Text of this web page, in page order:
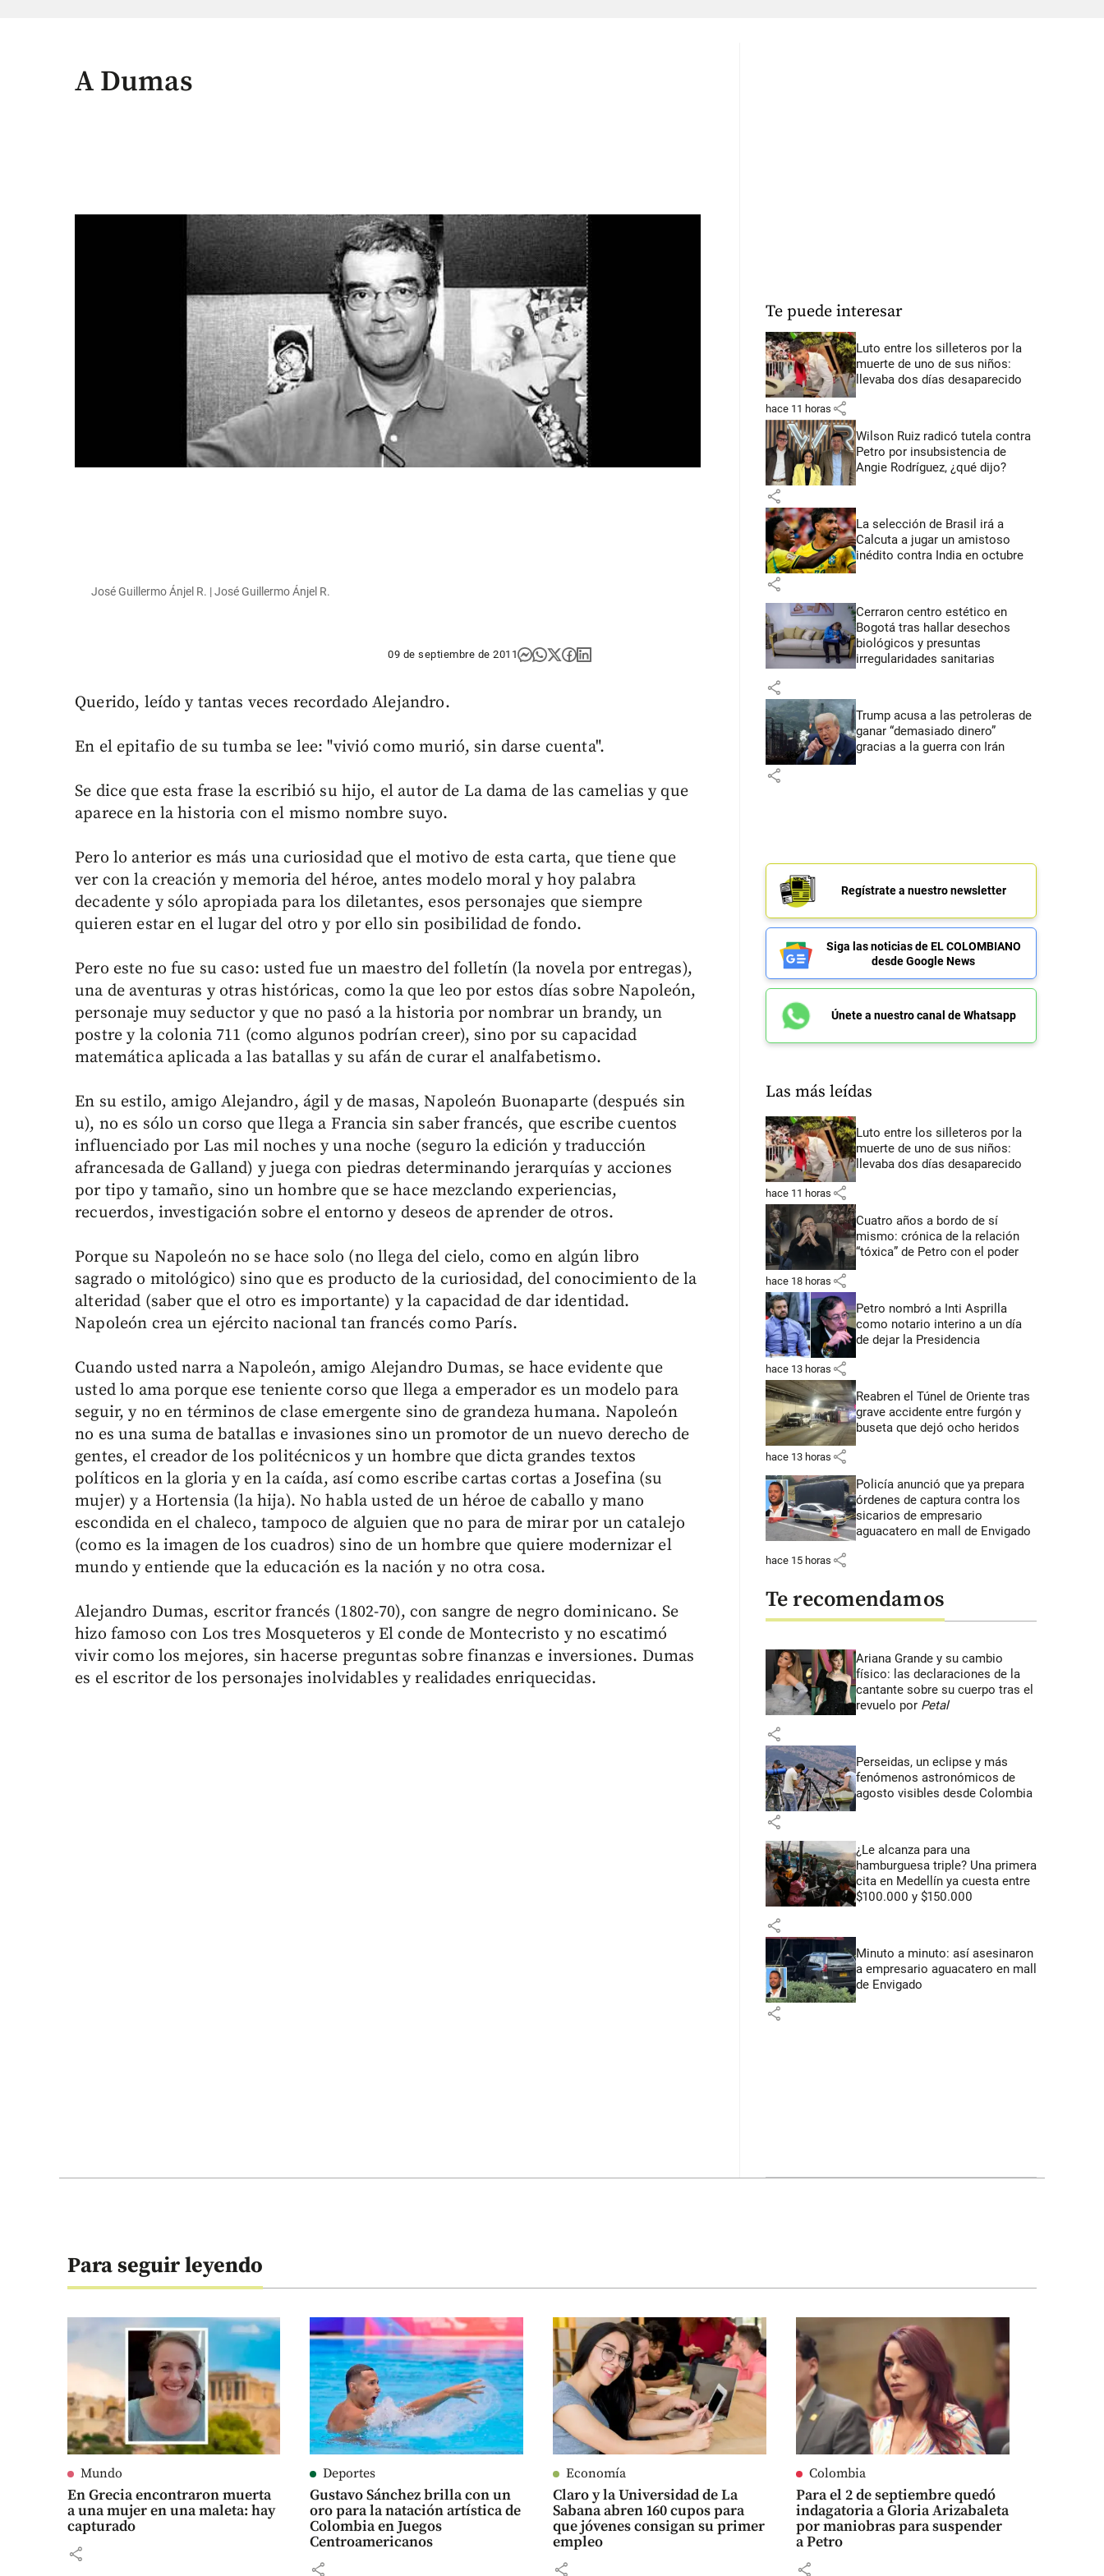
A Dumas
José Guillermo Ánjel R. | José Guillermo Ánjel R.
09 de septiembre de 2011
Querido, leído y tantas veces recordado Alejandro.
En el epitafio de su tumba se lee: "vivió como murió, sin darse cuenta".
Se dice que esta frase la escribió su hijo, el autor de La dama de las camelias y que
aparece en la historia con el mismo nombre suyo.
Pero lo anterior es más una curiosidad que el motivo de esta carta, que tiene que
ver con la creación y memoria del héroe, antes modelo moral y hoy palabra
decadente y sólo apropiada para los diletantes, esos personajes que siempre
quieren estar en el lugar del otro y por ello sin posibilidad de fondo.
Pero este no fue su caso: usted fue un maestro del folletín (la novela por entregas),
una de aventuras y otras históricas, como la que leo por estos días sobre Napoleón,
personaje muy seductor y que no pasó a la historia por nombrar un brandy, un
postre y la colonia 711 (como algunos podrían creer), sino por su capacidad
matemática aplicada a las batallas y su afán de curar el analfabetismo.
En su estilo, amigo Alejandro, ágil y de masas, Napoleón Buonaparte (después sin
u), no es sólo un corso que llega a Francia sin saber francés, que escribe cuentos
influenciado por Las mil noches y una noche (seguro la edición y traducción
afrancesada de Galland) y juega con piedras determinando jerarquías y acciones
por tipo y tamaño, sino un hombre que se hace mezclando experiencias,
recuerdos, investigación sobre el entorno y deseos de aprender de otros.
Porque su Napoleón no se hace solo (no llega del cielo, como en algún libro
sagrado o mitológico) sino que es producto de la curiosidad, del conocimiento de la
alteridad (saber que el otro es importante) y la capacidad de dar identidad.
Napoleón crea un ejército nacional tan francés como París.
Cuando usted narra a Napoleón, amigo Alejandro Dumas, se hace evidente que
usted lo ama porque ese teniente corso que llega a emperador es un modelo para
seguir, y no en términos de clase emergente sino de grandeza humana. Napoleón
no es una suma de batallas e invasiones sino un promotor de un nuevo derecho de
gentes, el creador de los politécnicos y un hombre que dicta grandes textos
políticos en la gloria y en la caída, así como escribe cartas cortas a Josefina (su
mujer) y a Hortensia (la hija). No habla usted de un héroe de caballo y mano
escondida en el chaleco, tampoco de alguien que no para de mirar por un catalejo
(como es la imagen de los cuadros) sino de un hombre que quiere modernizar el
mundo y entiende que la educación es la nación y no otra cosa.
Alejandro Dumas, escritor francés (1802-70), con sangre de negro dominicano. Se
hizo famoso con Los tres Mosqueteros y El conde de Montecristo y no escatimó
vivir como los mejores, sin hacerse preguntas sobre finanzas e inversiones. Dumas
es el escritor de los personajes inolvidables y realidades enriquecidas.
Te puede interesar
Luto entre los silleteros por la
muerte de uno de sus niños:
llevaba dos días desaparecido
hace 11 horas share
Wilson Ruiz radicó tutela contra
Petro por insubsistencia de
Angie Rodríguez, ¿qué dijo?
share
La selección de Brasil irá a
Calcuta a jugar un amistoso
inédito contra India en octubre
share
Cerraron centro estético en
Bogotá tras hallar desechos
biológicos y presuntas
irregularidades sanitarias
share
Trump acusa a las petroleras de
ganar “demasiado dinero”
gracias a la guerra con Irán
share
Regístrate a nuestro newsletter
Siga las noticias de EL COLOMBIANO
desde Google News
Únete a nuestro canal de Whatsapp
Las más leídas
Luto entre los silleteros por la
muerte de uno de sus niños:
llevaba dos días desaparecido
hace 11 horas share
Cuatro años a bordo de sí
mismo: crónica de la relación
“tóxica” de Petro con el poder
hace 18 horas share
Petro nombró a Inti Asprilla
como notario interino a un día
de dejar la Presidencia
hace 13 horas share
Reabren el Túnel de Oriente tras
grave accidente entre furgón y
buseta que dejó ocho heridos
hace 13 horas share
Policía anunció que ya prepara
órdenes de captura contra los
sicarios de empresario
aguacatero en mall de Envigado
hace 15 horas share
Te recomendamos
Ariana Grande y su cambio
físico: las declaraciones de la
cantante sobre su cuerpo tras el
revuelo por Petal
share
Perseidas, un eclipse y más
fenómenos astronómicos de
agosto visibles desde Colombia
share
¿Le alcanza para una
hamburguesa triple? Una primera
cita en Medellín ya cuesta entre
$100.000 y $150.000
share
Minuto a minuto: así asesinaron
a empresario aguacatero en mall
de Envigado
share
Para seguir leyendo
Mundo
En Grecia encontraron muerta
a una mujer en una maleta: hay
capturado
share
Deportes
Gustavo Sánchez brilla con un
oro para la natación artística de
Colombia en Juegos
Centroamericanos
share
Economía
Claro y la Universidad de La
Sabana abren 160 cupos para
que jóvenes consigan su primer
empleo
share
Colombia
Para el 2 de septiembre quedó
indagatoria a Gloria Arizabaleta
por maniobras para suspender
a Petro
share